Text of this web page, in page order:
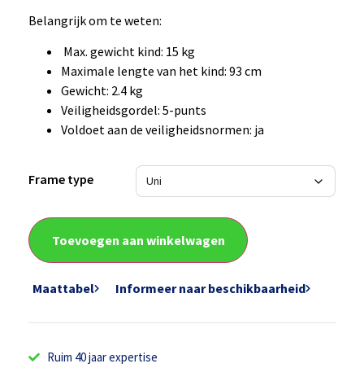
Belangrijk om te weten:
Max. gewicht kind: 15 kg
Maximale lengte van het kind: 93 cm
Gewicht: 2.4 kg
Veiligheidsgordel: 5-punts
Voldoet aan de veiligheidsnormen: ja
Frame type
Toevoegen aan winkelwagen
Maattabel Informeer naar beschikbaarheid
Ruim 40 jaar expertise